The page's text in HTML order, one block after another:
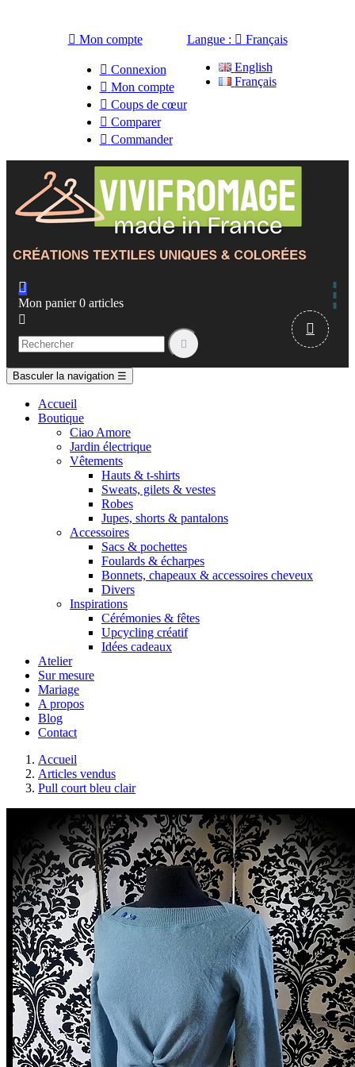
 Mon compte
 Connexion
 Mon compte
 Coups de cœur
 Comparer
 Commander
Langue :  Français
English
Français

Mon panier 0 articles



Basculer la navigation ☰
Accueil
Boutique
Ciao Amore
Jardin électrique
Vêtements
Hauts & t-shirts
Sweats, gilets & vestes
Robes
Jupes, shorts & pantalons
Accessoires
Sacs & pochettes
Foulards & écharpes
Bonnets, chapeaux & accessoires cheveux
Divers
Inspirations
Cérémonies & fêtes
Upcycling créatif
Idées cadeaux
Atelier
Sur mesure
Mariage
A propos
Blog
Contact
Accueil
Articles vendus
Pull court bleu clair